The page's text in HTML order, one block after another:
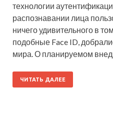
технологии
распознавании лица
ничего удивительного в
подобные Face ID,
мира. О планируемом
ЧИТАТЬ ДАЛЕЕ